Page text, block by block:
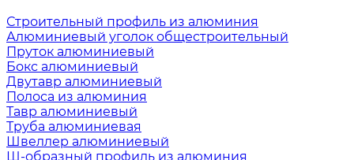
Строительный профиль из алюминия
Алюминиевый уголок общестроительный
Пруток алюминиевый
Бокс алюминиевый
Двутавр алюминиевый
Полоса из алюминия
Тавр алюминиевый
Труба алюминиевая
Швеллер алюминиевый
Ш-образный профиль из алюминия